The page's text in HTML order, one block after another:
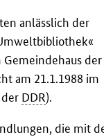
anlässlich der
der
am 21.1.1988 im
DDR).
die mit